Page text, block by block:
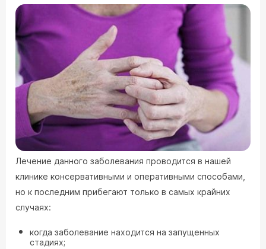
Лечение данного заболевания проводится в нашей
клинике консервативными и оперативными способами,
но к последним прибегают только в самых крайних
случаях:
когда заболевание находится на запущенных
стадиях;